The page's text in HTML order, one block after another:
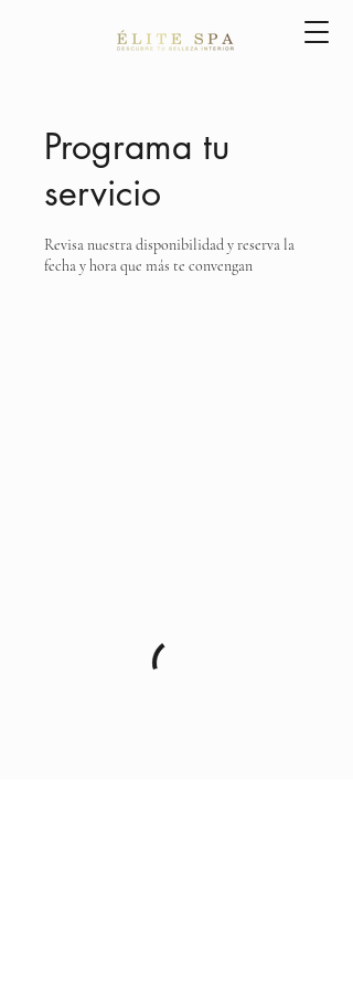
Programa tu
servicio
Revisa nuestra disponibilidad y reserva la
fecha y hora que más te convengan